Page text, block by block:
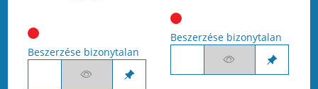
Beszerzése bizonytalan
Beszerzése bizonytalan